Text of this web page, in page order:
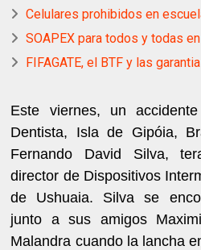
Celulares prohibidos en
SOAPEX para todos y todas
FIFAGATE, el BTF y las
Este viernes, un
Dentista, Isla de Gipóia,
Fernando David Silva,
director de Dispositivos
de Ushuaia. Silva se
junto a sus amigos
Malandra cuando la lancha